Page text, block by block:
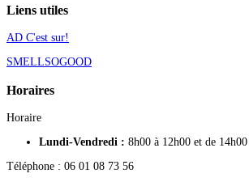
Liens utiles
AD C'est sur!
SMELLSOGOOD
Horaires
Horaire
Lundi-Vendredi : 8h00 à 12h00 et de
Téléphone : 06 01 08 73 56